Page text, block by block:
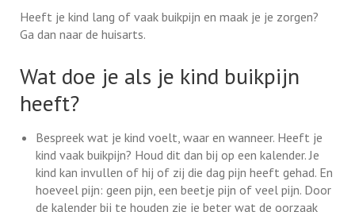
Heeft je kind lang of vaak buikpijn en maak je je zorgen?
Ga dan naar de huisarts.
Wat doe je als je kind buikpijn
heeft?
Bespreek wat je kind voelt, waar en wanneer. Heeft je
kind vaak buikpijn? Houd dit dan bij op een kalender. Je
kind kan invullen of hij of zij die dag pijn heeft gehad. En
hoeveel pijn: geen pijn, een beetje pijn of veel pijn. Door
de kalender bij te houden zie je beter wat de oorzaak